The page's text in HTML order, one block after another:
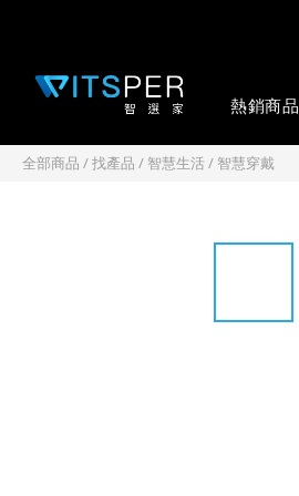
熱銷商品
全部商品 /找產品 / 智慧生活/ 智慧穿戴